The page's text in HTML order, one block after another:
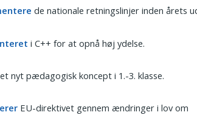
de nationale retningslinjer inden årets
i C++ for at opnå høj ydelse.
et nyt pædagogisk koncept i 1.-3. klasse.
EU-direktivet gennem ændringer i lov om